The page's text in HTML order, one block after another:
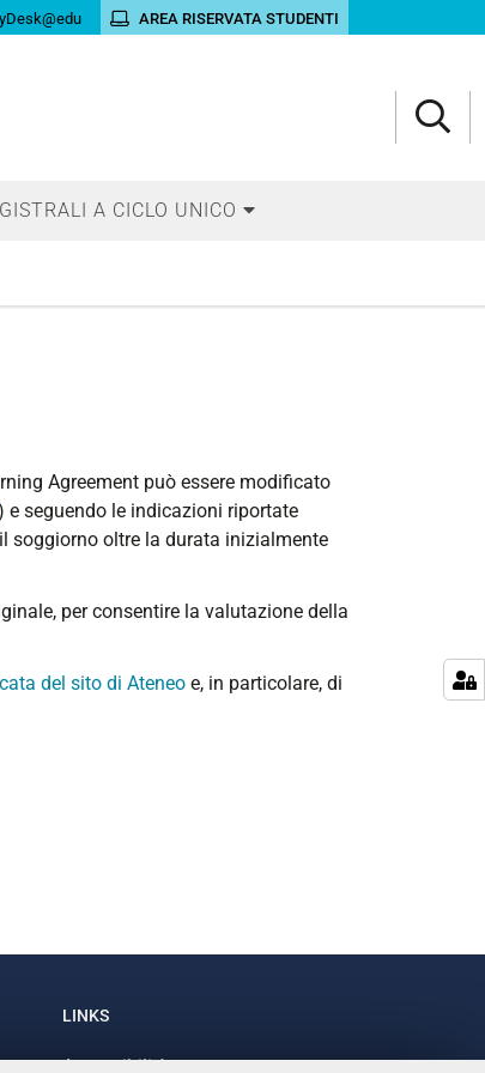
AREA RISERVATA STUDENTI
A CICLO UNICO
Agreement può essere modificato
e seguendo le indicazioni riportate
soggiorno oltre la durata inizialmente
per consentire la valutazione della
del sito di Ateneo e, in particolare, di
LINKS
Accessibilità